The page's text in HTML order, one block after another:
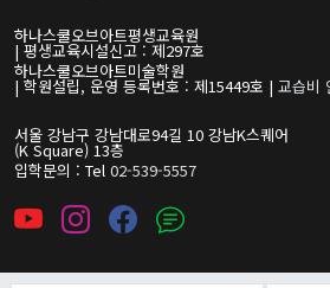
하나스쿨오브아트평생교육원
| 평생교육시설신고 : 제297호
하나스쿨오브아트미술학원
| 학원설립, 운영 등록번호 : 제15449호 | 교습비
서울 강남구 강남대로94길 10 강남K스퀘어
(K Square) 13층
입학문의 : Tel 02-539-5557